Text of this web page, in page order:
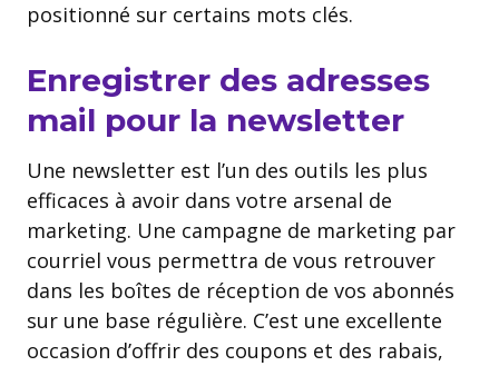
positionné sur certains mots clés.
Enregistrer des adresses
mail pour la newsletter
Une newsletter est l’un des outils les plus
efficaces à avoir dans votre arsenal de
marketing. Une campagne de marketing par
courriel vous permettra de vous retrouver
dans les boîtes de réception de vos abonnés
sur une base régulière. C’est une excellente
occasion d’offrir des coupons et des rabais,